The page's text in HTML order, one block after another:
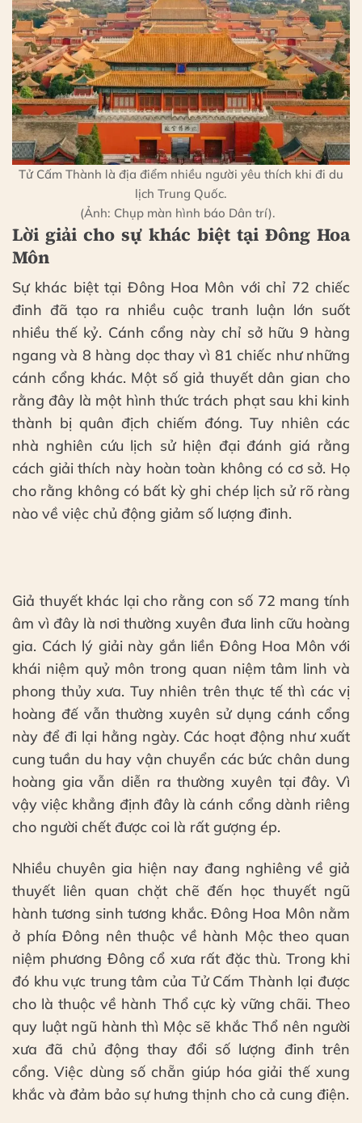
Tử Cấm Thành là địa điểm nhiều người yêu thích khi đi du
lịch Trung Quốc.
(Ảnh: Chụp màn hình báo Dân trí).
Lời giải cho sự khác biệt tại Đông Hoa
Môn
Sự khác biệt tại Đông Hoa Môn với chỉ 72 chiếc
đinh đã tạo ra nhiều cuộc tranh luận lớn suốt
nhiều thế kỷ. Cánh cổng này chỉ sở hữu 9 hàng
ngang và 8 hàng dọc thay vì 81 chiếc như những
cánh cổng khác. Một số giả thuyết dân gian cho
rằng đây là một hình thức trách phạt sau khi kinh
thành bị quân địch chiếm đóng. Tuy nhiên các
nhà nghiên cứu lịch sử hiện đại đánh giá rằng
cách giải thích này hoàn toàn không có cơ sở. Họ
cho rằng không có bất kỳ ghi chép lịch sử rõ ràng
nào về việc chủ động giảm số lượng đinh.
Giả thuyết khác lại cho rằng con số 72 mang tính
âm vì đây là nơi thường xuyên đưa linh cữu hoàng
gia. Cách lý giải này gắn liền Đông Hoa Môn với
khái niệm quỷ môn trong quan niệm tâm linh và
phong thủy xưa. Tuy nhiên trên thực tế thì các vị
hoàng đế vẫn thường xuyên sử dụng cánh cổng
này để đi lại hằng ngày. Các hoạt động như xuất
cung tuần du hay vận chuyển các bức chân dung
hoàng gia vẫn diễn ra thường xuyên tại đây. Vì
vậy việc khẳng định đây là cánh cổng dành riêng
cho người chết được coi là rất gượng ép.
Nhiều chuyên gia hiện nay đang nghiêng về giả
thuyết liên quan chặt chẽ đến học thuyết ngũ
hành tương sinh tương khắc. Đông Hoa Môn nằm
ở phía Đông nên thuộc về hành Mộc theo quan
niệm phương Đông cổ xưa rất đặc thù. Trong khi
đó khu vực trung tâm của Tử Cấm Thành lại được
cho là thuộc về hành Thổ cực kỳ vững chãi. Theo
quy luật ngũ hành thì Mộc sẽ khắc Thổ nên người
xưa đã chủ động thay đổi số lượng đinh trên
cổng. Việc dùng số chẵn giúp hóa giải thế xung
khắc và đảm bảo sự hưng thịnh cho cả cung điện.